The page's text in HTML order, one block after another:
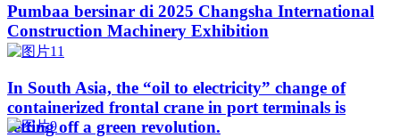
Pumbaa bersinar di 2025 Changsha International
Construction Machinery Exhibition
In South Asia, the “oil to electricity” change of
containerized frontal crane in port terminals is
setting off a green revolution.